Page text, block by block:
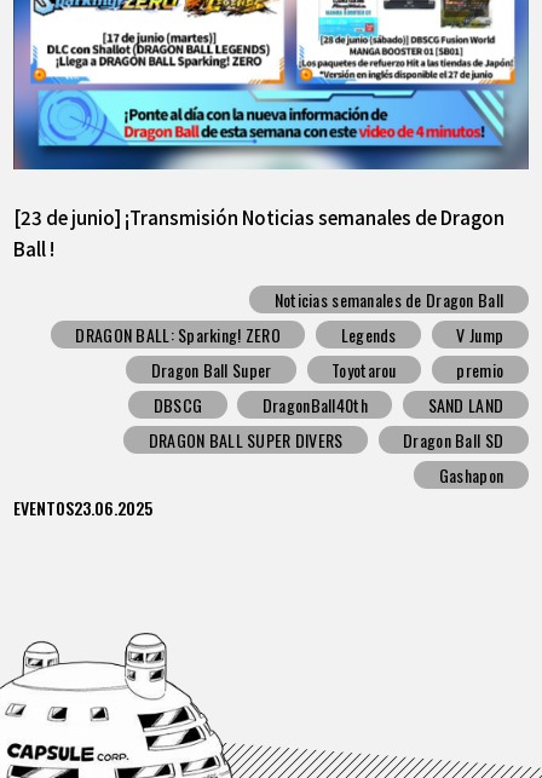
[23 de junio] ¡Transmisión Noticias semanales de Dragon
Ball !
Noticias semanales de Dragon Ball
DRAGON BALL: Sparking! ZERO
Legends
V Jump
Dragon Ball Super
Toyotarou
premio
DBSCG
DragonBall40th
SAND LAND
DRAGON BALL SUPER DIVERS
Dragon Ball SD
Gashapon
EVENTOS23.06.2025